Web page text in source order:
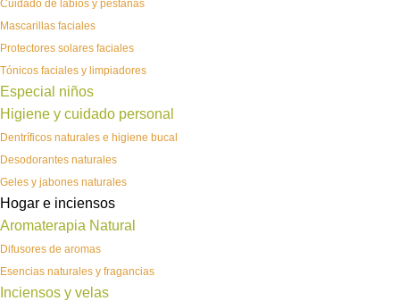
Cuidado de labios y pestañas
Mascarillas faciales
Protectores solares faciales
Tónicos faciales y limpiadores
Especial niños
Higiene y cuidado personal
Dentríficos naturales e higiene bucal
Desodorantes naturales
Geles y jabones naturales
Hogar e inciensos
Aromaterapia Natural
Difusores de aromas
Esencias naturales y fragancias
Inciensos y velas